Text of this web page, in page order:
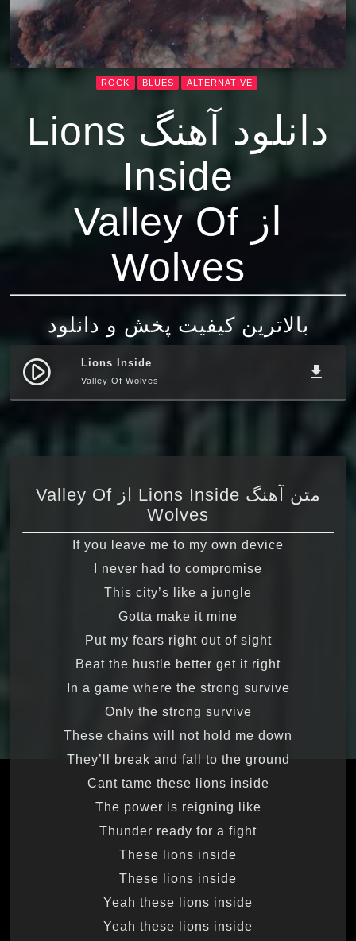
ALTERNATIVE
BLUES
ROCK
دانلود آهنگ Lions
Inside
از Valley Of
Wolves
بالاترین کیفیت پخش و دانلود
play_circle_filled Lions Inside
Valley Of Wolves file_download
متن آهنگ Lions Inside از Valley Of
Wolves
If you leave me to my own device
I never had to compromise
This city’s like a jungle
Gotta make it mine
Put my fears right out of sight
Beat the hustle better get it right
In a game where the strong survive
Only the strong survive
These chains will not hold me down
They’ll break and fall to the ground
Cant tame these lions inside
The power is reigning like
Thunder ready for a fight
These lions inside
These lions inside
Yeah these lions inside
Yeah these lions inside